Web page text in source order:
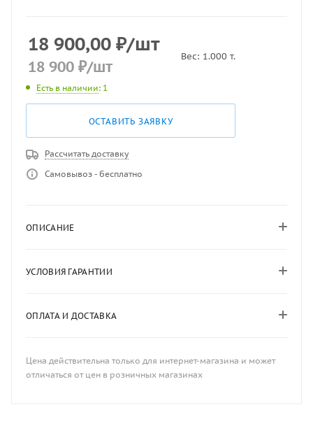
18 900,00 ₽/шт
18 900 ₽/шт
Есть в наличии: 1
ОСТАВИТЬ ЗАЯВКУ
Вес: 1.000 т.
Рассчитать доставку
Самовывоз - бесплатно
ОПИСАНИЕ
УСЛОВИЯ ГАРАНТИИ
ОПЛАТА И ДОСТАВКА
Цена действительна только для интернет-магазина и может
отличаться от цен в розничных магазинах